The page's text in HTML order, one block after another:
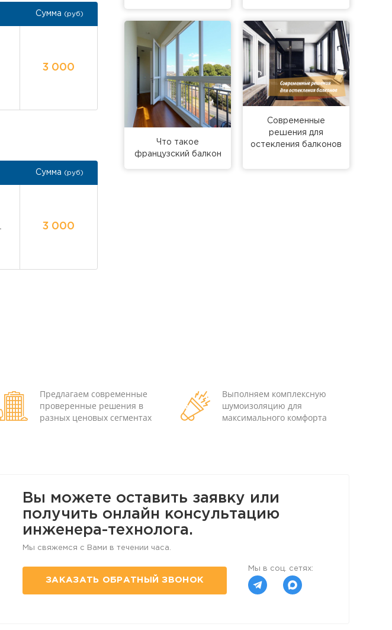
Предлагаем современные
проверенные решения в
разных ценовых сегментах
Выполняем комплексную
шумоизоляцию для
максимального комфорта
Вы можете оставить заявку или
получить онлайн консультацию
инженера-технолога.
Мы свяжемся с Вами в течении часа.
ЗАКАЗАТЬ ОБРАТНЫЙ ЗВОНОК
Мы в соц. сетях:
Сумма (руб)
3 000
Сумма (руб)
3 000
Что такое
французский балкон
Современные
решения для
остекления балконов